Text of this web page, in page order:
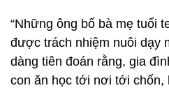
“Những ông bố bà mẹ tuổi
được trách nhiệm nuôi dạy
dàng tiên đoán rằng, gia
con ăn học tới nơi tới chốn,